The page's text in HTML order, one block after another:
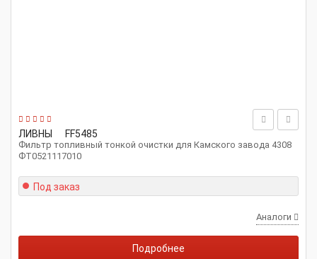
ЛИВНЫ FF5485
Фильтр топливный тонкой очистки для Камского завода 4308
ФТ0521117010
Под заказ
Аналоги
Подробнее